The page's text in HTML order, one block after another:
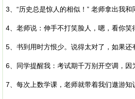
3、“历史总是惊人的相似！” 老师拿出我和
4、老师说：伸手不打笑脸人，嗯，看你
5、书到用时方恨少。说得太对了，如果
6、同学提醒我：考试期千万别开空调，
7、每次上数学课，老师就带着我们遨游